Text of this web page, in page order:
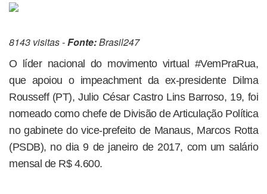
8143 visitas -Fonte:Brasil247
O líder nacional do movimento virtual #VemPraRua,
que apoiou o impeachment da ex-presidente Dilma
Rousseff (PT), Julio César Castro Lins Barroso, 19, foi
nomeado como chefe de Divisão de Articulação Política
no gabinete do vice-prefeito de Manaus, Marcos Rotta
(PSDB), no dia 9 de janeiro de 2017, com um salário
mensal de R$ 4.600.